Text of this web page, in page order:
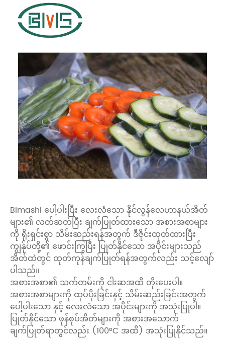
Bimashi ပေါ့ပါးပြီး လေးလံသော နိုင်လွန်လေဟာနယ်အိတ်
များ၏ လတ်ဆတ်ပြီး ချက်ပြုတ်ထားသော အစားအစာများ
ကို ရိုးရှင်းစွာ သိမ်းဆည်းရန်အတွက် ဒီဇိုင်းထုတ်ထားပြီး
ကျွန်ုပ်တို့၏ ဖောင်းကြွပြီး ပြုတ်နိုင်သော အပိုင်းများသည်
အိတ်ထဲတွင် ထုတ်ကုန်ချက်ပြုတ်ရန်အတွက်လည်း သင့်လျော်
ပါသည်။
အစားအစာ၏ သက်တမ်းကို ငါးဆအထိ တိုးပေးပါ။
အစားအစာများကို ထုပ်ပိုးခြင်းနှင့် သိမ်းဆည်းခြင်းအတွက်
ပေါ့ပါးသော နှင့် လေးလံသော အပိုင်းများကို အသုံးပြုပါ။
ပြုတ်နိုင်သော ဖုန်စုပ်အိတ်များကို အစားအသောက်
ချက်ပြုတ်ရာတွင်လည်း (100°C အထိ) အသုံးပြုနိုင်သည်။